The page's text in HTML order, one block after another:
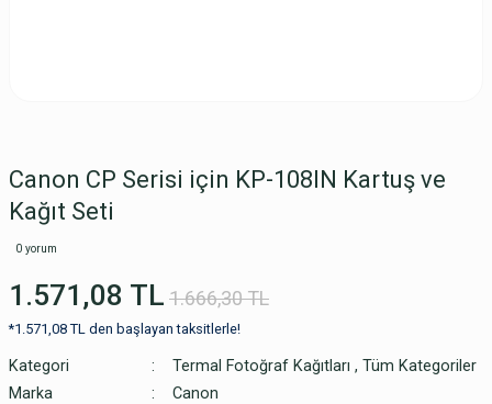
Canon CP Serisi için KP-108IN Kartuş ve
Kağıt Seti
0 yorum
1.571,08 TL 1.666,30 TL
*1.571,08 TL den başlayan taksitlerle!
Kategori Termal Fotoğraf Kağıtları , Tüm Kategoriler
Marka
Canon